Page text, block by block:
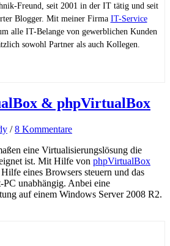
Freund, seit 2001 in der IT tätig und seit
Blogger. Mit meiner Firma IT-Service
alle IT-Belange von gewerblichen Kunden
sowohl Partner als auch Kollegen.
& phpVirtualBox
/8 Kommentare
eine Virtualisierungslösung die
ist. Mit Hilfe von phpVirtualBox
eines Browsers steuern und das
unabhängig. Anbei eine
auf einem Windows Server 2008 R2.